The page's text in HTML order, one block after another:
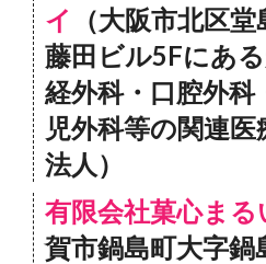
イ
（大阪市北区
藤田ビル5Fにあ
経外科・口腔外科
児外科等の関連
法人）
有限会社菓心まる
賀市鍋島町大字